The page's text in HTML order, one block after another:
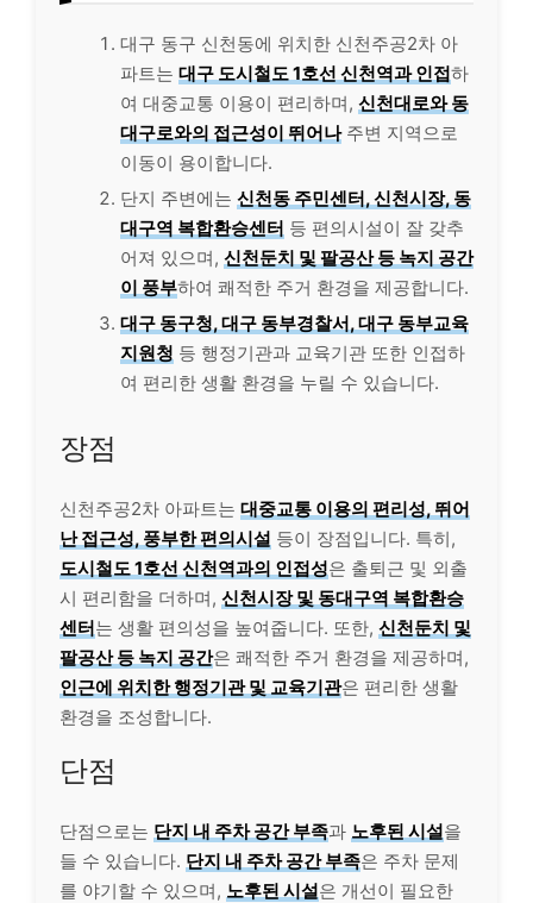
대구 동구 신천동에 위치한 신천주공2차 아
파트는 대구 도시철도 1호선 신천역과 인접하
여 대중교통 이용이 편리하며, 신천대로와 동
대구로와의 접근성이 뛰어나주변 지역으로
이동이 용이합니다.
단지 주변에는 신천동 주민센터, 신천시장, 동
대구역 복합환승센터 등 편의시설이 잘 갖추
어져 있으며, 신천둔치 및 팔공산 등 녹지 공간
이 풍부하여 쾌적한 주거 환경을 제공합니다.
대구 동구청, 대구 동부경찰서, 대구 동부교육
지원청 등 행정기관과 교육기관 또한 인접하
여 편리한 생활 환경을 누릴 수 있습니다.
장점
신천주공2차 아파트는 대중교통 이용의 편리성, 뛰어
난 접근성, 풍부한 편의시설 등이 장점입니다. 특히,
도시철도 1호선 신천역과의 인접성은 출퇴근 및 외출
시 편리함을 더하며, 신천시장 및 동대구역 복합환승
센터는 생활 편의성을 높여줍니다. 또한, 신천둔치 및
팔공산 등 녹지 공간은 쾌적한 주거 환경을 제공하며,
인근에 위치한 행정기관 및 교육기관은 편리한 생활
환경을 조성합니다.
단점
단점으로는 단지 내 주차 공간 부족과 노후된 시설을
들 수 있습니다. 단지 내 주차 공간 부족은 주차 문제
를 야기할 수 있으며, 노후된 시설은 개선이 필요한